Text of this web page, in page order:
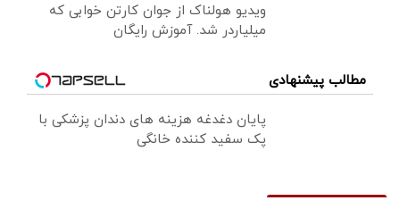
ویدیو هولناک از جوان کارتن خوابی که
میلیاردر شد. آموزش رایگان
مطالب پیشنهادی
پایان دغدغه هزینه های دندان پزشکی با
پک سفید کننده خانگی